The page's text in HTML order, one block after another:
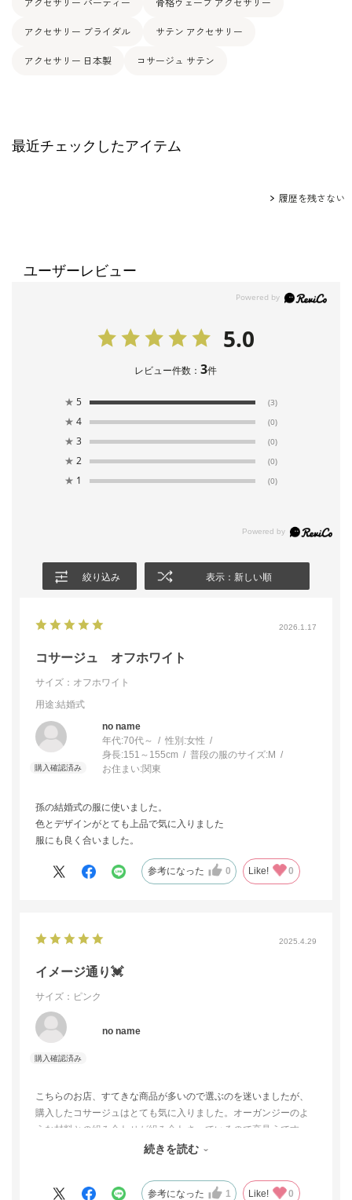
アクセサリー パーティー 骨格ウェーブ アクセサリー
アクセサリー ブライダル サテン アクセサリー
アクセサリー 日本製 コサージュ サテン
最近チェックしたアイテム
履歴を残さない
ユーザーレビュー
5.0
レビュー件数：3件
★ 5 (3)
★ 4 (0)
★ 3 (0)
★ 2 (0)
★ 1 (0)
絞り込み 表示：新しい順
2026.1.17
コサージュ オフホワイト
サイズ：オフホワイト
用途:結婚式
no name
年代:70代～ 性別:女性
身長:151～155cm 普段の服のサイズ:M
お住まい:関東
孫の結婚式の服に使いました。
色とデザインがとても上品で気に入りました
服にも良く合いました。
参考になった 0 Like! 0
2025.4.29
イメージ通り💓
サイズ：ピンク
no name
こちらのお店、すてきな商品が多いので選ぶのを迷いましたが、
購入したコサージュはとても気に入りました。オーガンジーのよ
うな材料との組み合わせが組み合わさっているので高見えです。
思ってたものより少し小ぶりでしたが、品が良いです。またこち
続きを読む
参考になった 1 Like! 0